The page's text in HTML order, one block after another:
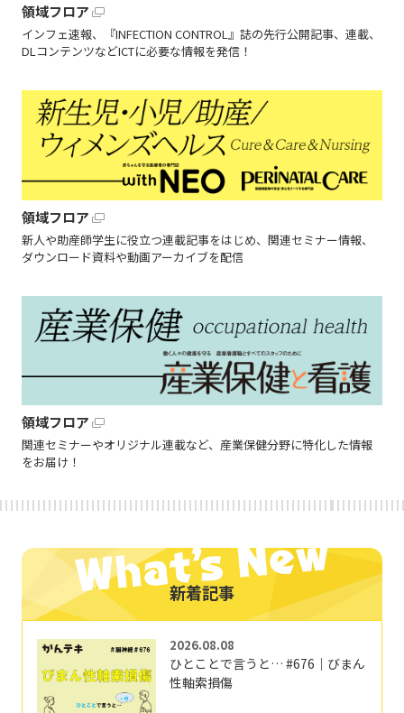
領域フロア
インフェ速報、『INFECTION CONTROL』誌の先行公開記事、連載、
DLコンテンツなどICTに必要な情報を発信！
領域フロア
新人や助産師学生に役立つ連載記事をはじめ、関連セミナー情報、
ダウンロード資料や動画アーカイブを配信
領域フロア
関連セミナーやオリジナル連載など、産業保健分野に特化した情報
をお届け！
新着記事
2026.08.08
ひとことで言うと… #676｜びまん
性軸索損傷